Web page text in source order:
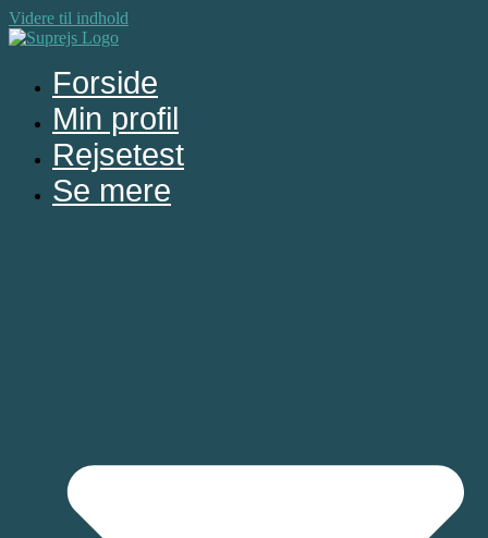
Videre til indhold
Forside
Min profil
Rejsetest
Se mere